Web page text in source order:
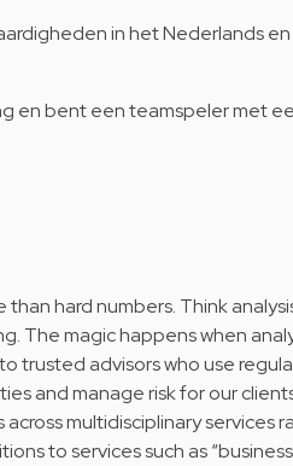
in het Nederlands
en bent een teamspeler met
than hard numbers. Think
The magic happens when
trusted advisors who use
and manage risk for our
multidisciplinary services
to services such as